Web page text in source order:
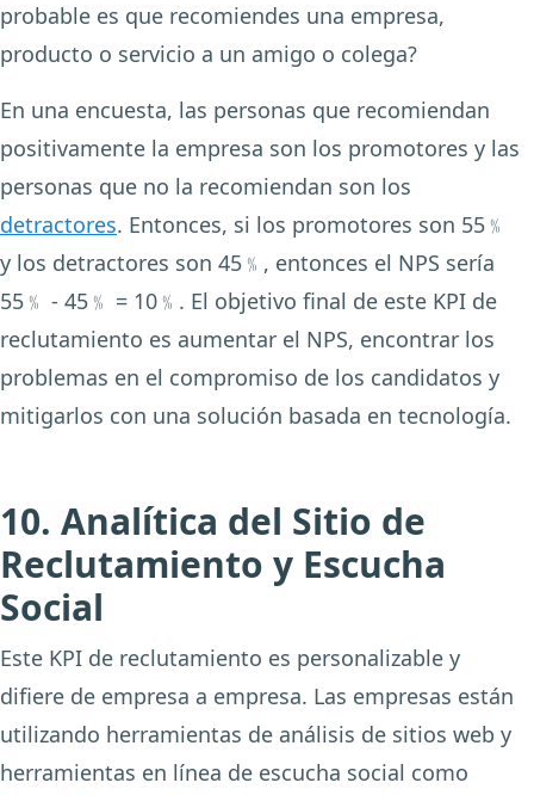
probable es que recomiendes una empresa,
producto o servicio a un amigo o colega?
En una encuesta, las personas que recomiendan
positivamente la empresa son los promotores y las
personas que no la recomiendan son los
detractores. Entonces, si los promotores son 55﹪
y los detractores son 45﹪, entonces el NPS sería
55﹪ - 45﹪ = 10﹪. El objetivo final de este KPI de
reclutamiento es aumentar el NPS, encontrar los
problemas en el compromiso de los candidatos y
mitigarlos con una solución basada en tecnología.
10. Analítica del Sitio de
Reclutamiento y Escucha
Social
Este KPI de reclutamiento es personalizable y
difiere de empresa a empresa. Las empresas están
utilizando herramientas de análisis de sitios web y
herramientas en línea de escucha social como